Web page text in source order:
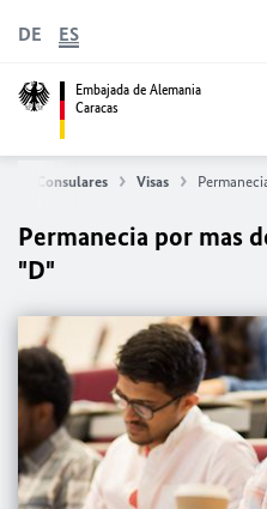
Embajada de Alemania
Caracas
DE ES
Consulares Visas
Permanecia por mas
"D"